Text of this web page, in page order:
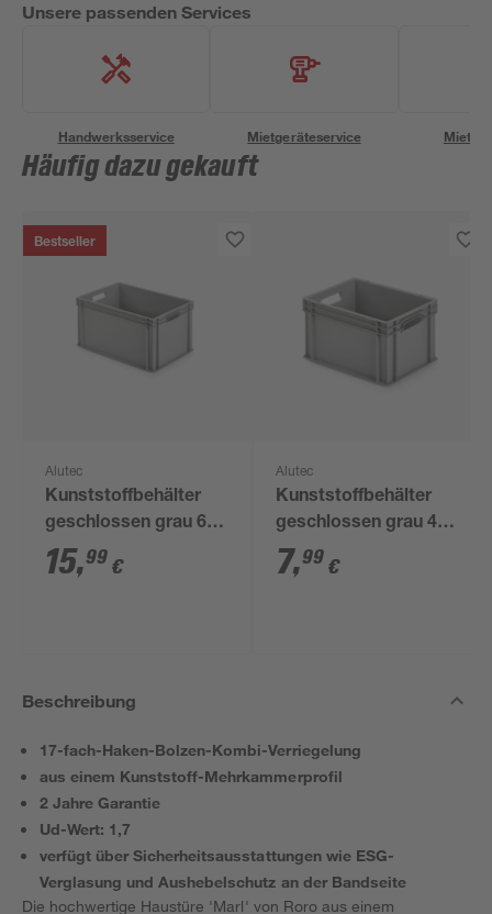
Unsere passenden Services
Handwerksservice Mietgeräteservice
Häufig dazu gekauft
Bestseller
Alutec
Kunststoffbehälter
geschlossen grau 60
x 40 x 32 cm
15,99 €
Alutec
Kunststoffbehälter
geschlossen grau 40
x 30 x 23,5 cm
7,99 €
Beschreibung
17-fach-Haken-Bolzen-Kombi-Verriegelung
aus einem Kunststoff-Mehrkammerprofil
2 Jahre Garantie
Ud-Wert: 1,7
verfügt über Sicherheitsausstattungen wie ESG-
Verglasung und Aushebelschutz an der Bandseite
Die hochwertige Haustüre 'Marl' von Roro aus einem